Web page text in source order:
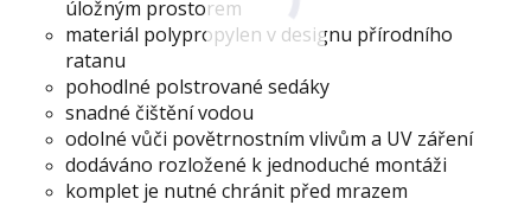
úložným prostorem
materiál polypropylen v designu přírodního
ratanu
pohodlné polstrované sedáky
snadné čištění vodou
odolné vůči povětrnostním vlivům a UV záření
dodáváno rozložené k jednoduché montáži
komplet je nutné chránit před mrazem